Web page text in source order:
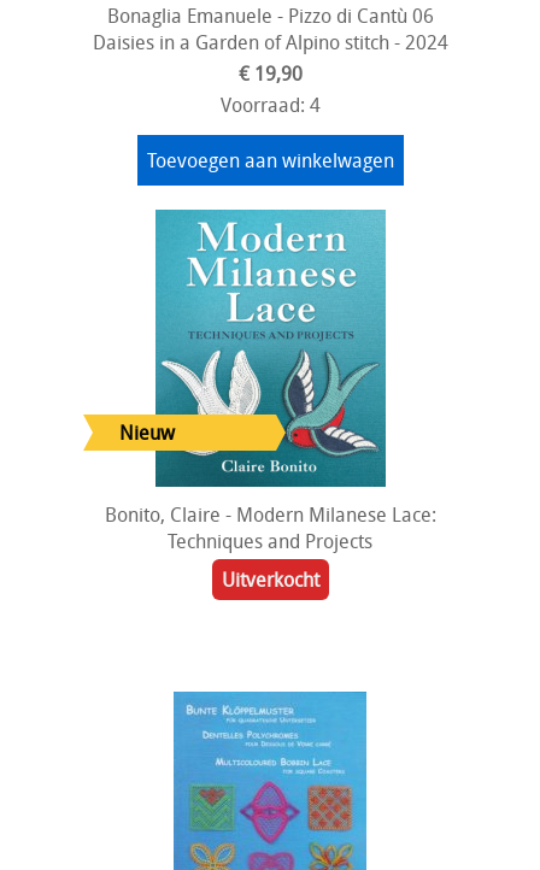
Bonaglia Emanuele - Pizzo di Cantù 06
Daisies in a Garden of Alpino stitch - 2024
€ 19,90
Voorraad: 4
Toevoegen aan winkelwagen
Bonito, Claire - Modern Milanese Lace:
Techniques and Projects
Uitverkocht